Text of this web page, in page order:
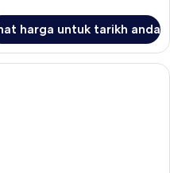
harga untuk tarikh anda
Room | Bar mini, peti besi